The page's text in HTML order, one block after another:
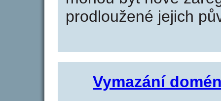
prodloužené jejich
Vymazání